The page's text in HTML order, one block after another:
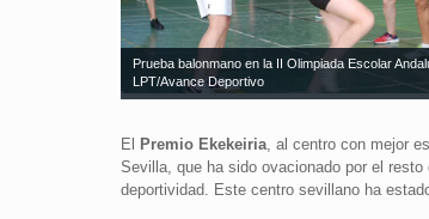
Prueba balonmano en la II Olimpiada Escolar
LPT/Avance Deportivo
El Premio Ekekeiria, al centro con mejor
Sevilla, que ha sido ovacionado por el
deportividad. Este centro sevillano ha